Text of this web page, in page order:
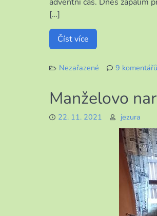
adventní čas. Dnes zapálím
[…]
Číst více
Nezařazené
9 komentářů
Manželovo
22. 11. 2021 jezura